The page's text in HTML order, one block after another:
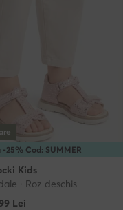
-25% Cod: SUMMER
Kids
· Roz deschis
Lei